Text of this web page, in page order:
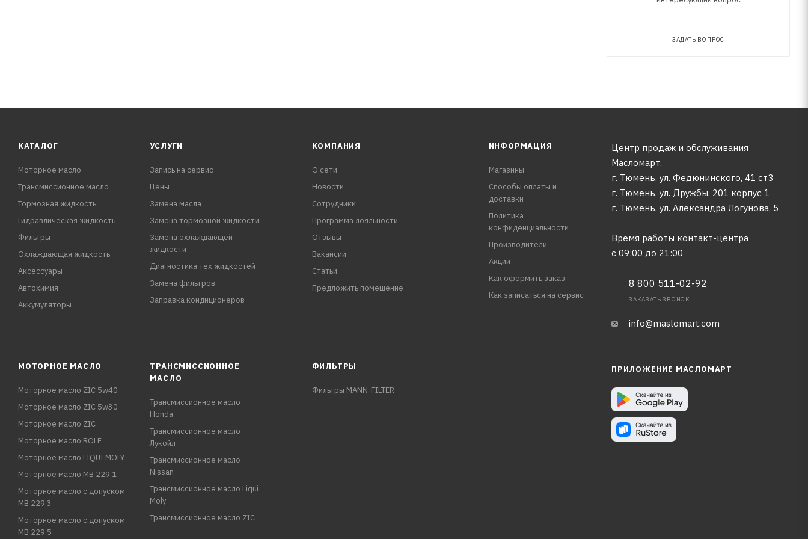
ЗАДАТЬ ВОПРОС
КАТАЛОГ
Моторное масло
Трансмиссионное масло
Тормозная жидкость
Гидравлическая жидкость
Фильтры
Охлаждающая жидкость
Аксессуары
Автохимия
Аккумуляторы
УСЛУГИ
Запись на сервис
Цены
Замена масла
Замена тормозной жидкости
Замена охлаждающей
жидкости
Диагностика тех.жидкостей
Замена фильтров
Заправка кондиционеров
КОМПАНИЯ
О сети
Новости
Сотрудники
Программа лояльности
Отзывы
Вакансии
Статьи
Предложить помещение
ИНФОРМАЦИЯ
Магазины
Способы оплаты и
доставки
Политика
конфиденциальности
Производители
Акции
Как оформить заказ
Как записаться на сервис
Центр продаж и обслуживания
Масломарт,
г. Тюмень, ул. Федюнинского, 41 ст3
г. Тюмень, ул. Дружбы, 201 корпус 1
г. Тюмень, ул. Александра Логунова, 5
Время работы контакт-центра
с 09:00 до 21:00
8 800 511-02-92
ЗАКАЗАТЬ ЗВОНОК
info@maslomart.com
МОТОРНОЕ МАСЛО
Моторное масло ZIC 5w40
Моторное масло ZIC 5w30
Моторное масло ZIC
Моторное масло ROLF
Моторное масло LIQUI MOLY
Моторное масло MB 229.1
Моторное масло с допуском
MB 229.3
Моторное масло с допуском
MB 229.5
ТРАНСМИССИОННОЕ
МАСЛО
Трансмиссионное масло
Honda
Трансмиссионное масло
Лукойл
Трансмиссионное масло
Nissan
Трансмиссионное масло Liqui
Moly
Трансмиссионное масло ZIC
ФИЛЬТРЫ
Фильтры MANN-FILTER
ПРИЛОЖЕНИЕ МАСЛОМАРТ